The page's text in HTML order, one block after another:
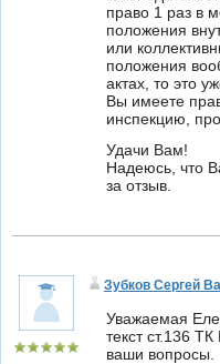
право 1 раз в
положения
или
положения
актах, то это
Вы имеете
инспекцию,
Удачи Вам!
Надеюсь, что
за отзыв.
Зубков Сергей
Уважаемая
текст ст.136
ваши вопросы.